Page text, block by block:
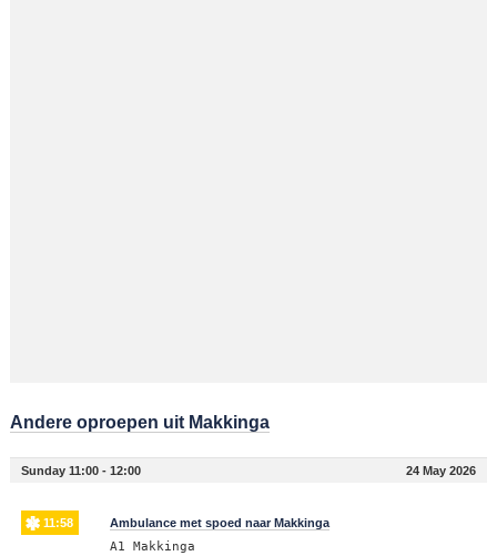
Andere oproepen uit Makkinga
Sunday 11:00 - 12:00 24 May 2026
11:58 Ambulance met spoed naar Makkinga
A1 Makkinga